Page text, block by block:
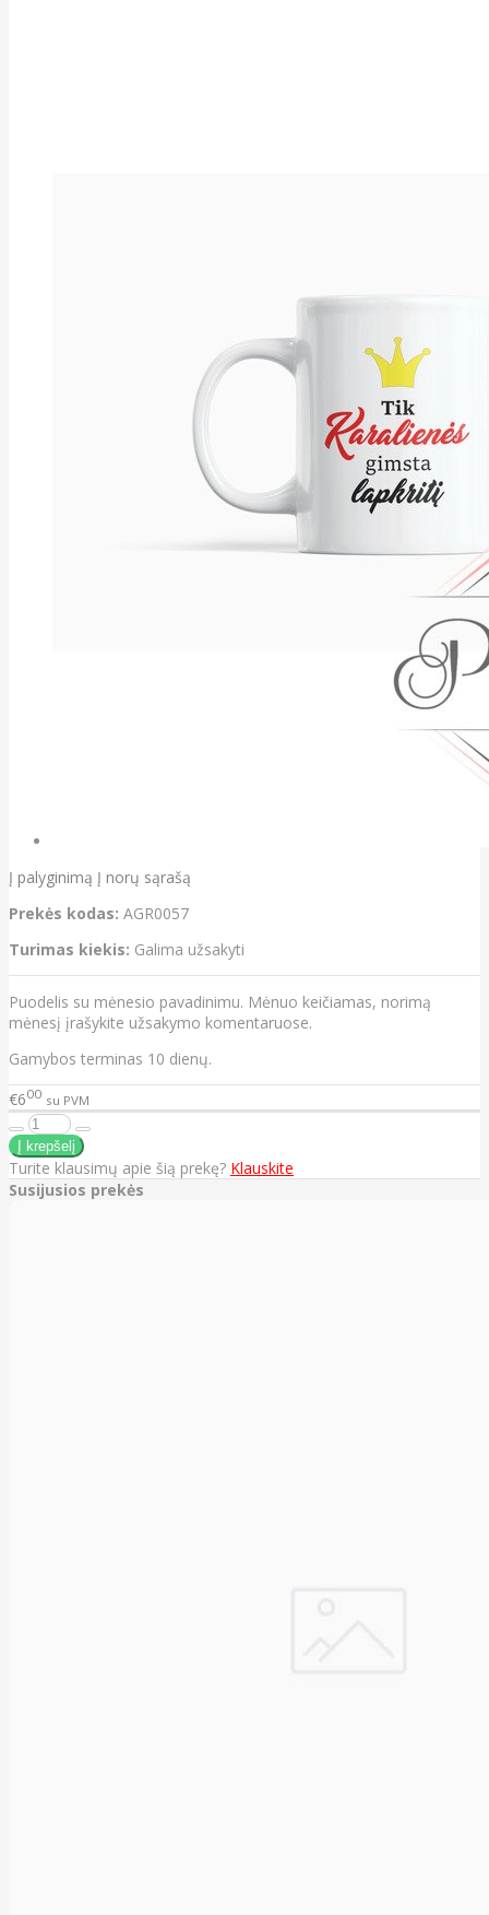
Į palyginimą Į norų sąrašą
Prekės kodas: AGR0057
Turimas kiekis: Galima užsakyti
Puodelis su mėnesio pavadinimu. Mėnuo keičiamas, norimą
mėnesį įrašykite užsakymo komentaruose.
Gamybos terminas 10 dienų.
€600 su PVM
Turite klausimų apie šią prekę? Klauskite
Susijusios prekės